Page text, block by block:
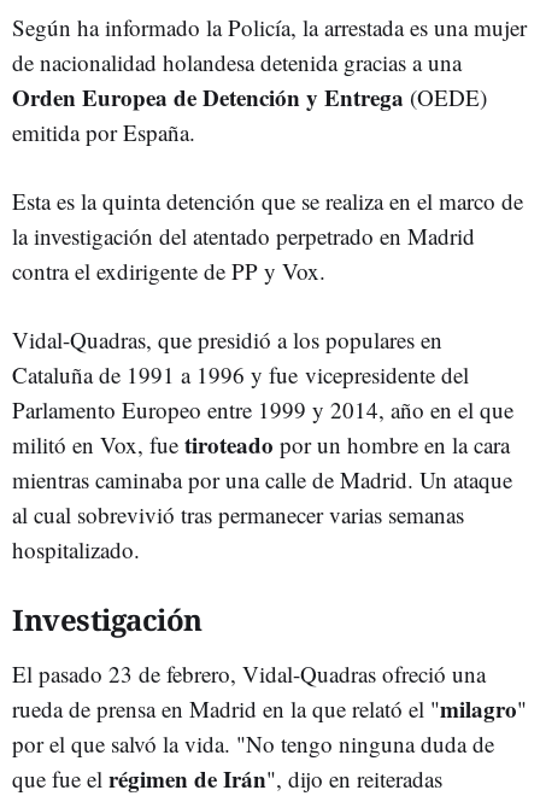
Según ha informado la Policía, la arrestada es una mujer
de nacionalidad holandesa detenida gracias a una
Orden Europea de Detención y Entrega (OEDE)
emitida por España.
Esta es la quinta detención que se realiza en el marco de
la investigación del atentado perpetrado en Madrid
contra el exdirigente de PP y Vox.
Vidal-Quadras, que presidió a los populares en
Cataluña de 1991 a 1996 y fue vicepresidente del
Parlamento Europeo entre 1999 y 2014, año en el que
militó en Vox, fue tiroteado por un hombre en la cara
mientras caminaba por una calle de Madrid. Un ataque
al cual sobrevivió tras permanecer varias semanas
hospitalizado.
Investigación
El pasado 23 de febrero, Vidal-Quadras ofreció una
rueda de prensa en Madrid en la que relató el "milagro"
por el que salvó la vida. "No tengo ninguna duda de
que fue el régimen de Irán", dijo en reiteradas